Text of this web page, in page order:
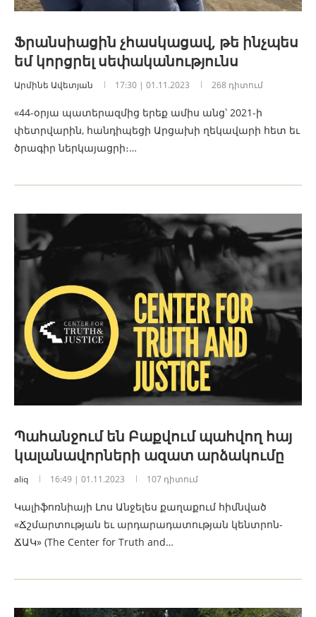
Ֆրանսիացին չհասկացավ, թե ինչպես
եմ կորցրել սեփականությունս
Արմինե Ավետյան 17:30 | 01.11.2023 268 դիտում
«44-օրյա պատերազմից երեք ամիս անց՝ 2021-ի
փետրվարին, հանդիպեցի Արցախի ղեկավարի հետ եւ
ծրագիր ներկայացրի։…
Պահանջում են Բաքվում պահվող հայ
կալանավորների ազատ արձակումը
aliq 16:49 | 01.11.2023 107 դիտում
Կալիֆոռնիայի Լոս Անջելես քաղաքում հիմնված
«Ճշմարտության եւ արդարադատության կենտրոն-
ՃԱԿ» (The Center for Truth and…